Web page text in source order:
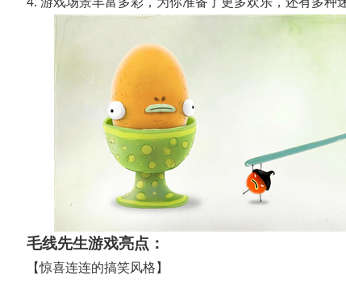
毛线先生游戏亮点：
【惊喜连连的搞笑风格】